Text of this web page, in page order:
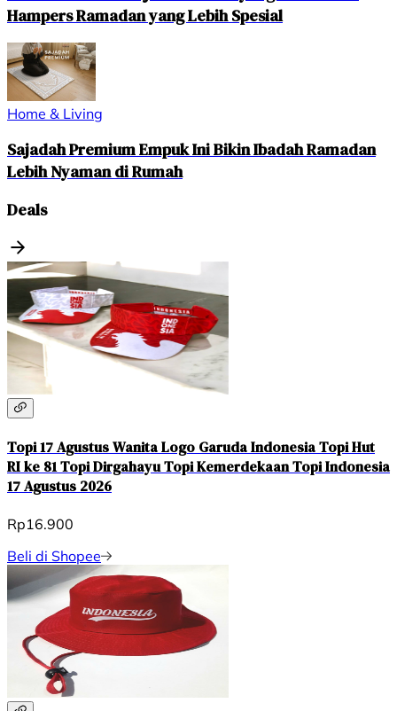
Hampers Ramadan yang Lebih Spesial
Home & Living
Sajadah Premium Empuk Ini Bikin Ibadah Ramadan
Lebih Nyaman di Rumah
Deals
Topi 17 Agustus Wanita Logo Garuda Indonesia Topi Hut
RI ke 81 Topi Dirgahayu Topi Kemerdekaan Topi Indonesia
17 Agustus 2026
Rp16.900
Beli di Shopee